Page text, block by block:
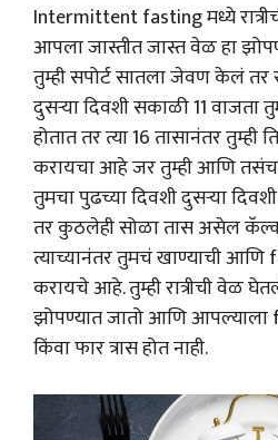
Intermittent fasting मध्ये
आपला जास्तीत जास्त वेळ हा
तुम्ही सपोर्ट सातला जेवण केलं
दुसऱ्या दिवशी सकाळी 11 वाजता
होतात तर त्या 16 तासानंतर तुम्ही
करायचा आहे जर तुम्ही आणि
तुमचा पुढच्या दिवशी दुसऱ्या
तर कुठलेही सोळा तास असेल
त्याच्यानंतर तुमचं खाण्याची आणि
करायचे आहे. तुम्ही रात्रीची वेळ
झोपण्यात जातो आणि आपल्याला
किंवा फार त्रास होत नाही.